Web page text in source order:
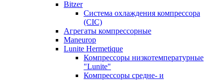
Bitzer
Система охлаждения компрессора
(CIC)
Агрегаты компрессорные
Maneurop
Lunite Hermetique
Компрессоры низкотемпературные
"Lunite"
Компрессоры средне- и